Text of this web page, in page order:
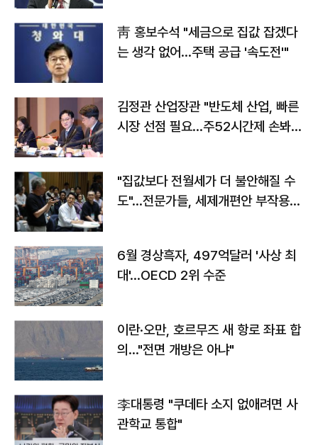
靑 홍보수석 "세금으로 집값 잡겠다
는 생각 없어…주택 공급 '속도전'"
김정관 산업장관 "반도체 산업, 빠른
시장 선점 필요…주52시간제 손봐
"집값보다 전월세가 더 불안해질 수
도"…전문가들, 세제개편안 부작용
6월 경상흑자, 497억달러 '사상 최
대'…OECD 2위 수준
이란·오만, 호르무즈 새 항로 좌표 합
의…"전면 개방은 아냐"
李대통령 "쿠데타 소지 없애려면 사
관학교 통합"